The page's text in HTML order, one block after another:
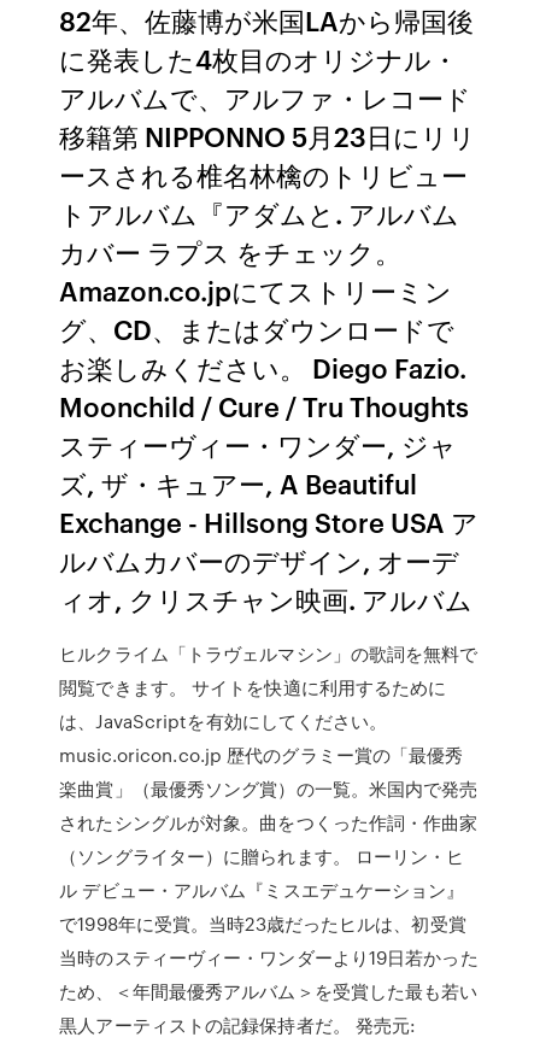
82年、佐藤博が米国LAから帰国後
に発表した4枚目のオリジナル・
アルバムで、アルファ・レコード
移籍第 NIPPONNO 5月23日にリリ
ースされる椎名林檎のトリビュー
トアルバム『アダムと. アルバム
カバー ラプス をチェック。
Amazon.co.jpにてストリーミン
グ、CD、またはダウンロードで
お楽しみください。 Diego Fazio.
Moonchild / Cure / Tru Thoughts
スティーヴィー・ワンダー, ジャ
ズ, ザ・キュアー, A Beautiful
Exchange - Hillsong Store USA ア
ルバムカバーのデザイン, オーデ
ィオ, クリスチャン映画. アルバム
ヒルクライム「トラヴェルマシン」の歌詞を無料で
閲覧できます。 サイトを快適に利用するために
は、JavaScriptを有効にしてください。
music.oricon.co.jp 歴代のグラミー賞の「最優秀
楽曲賞」（最優秀ソング賞）の一覧。米国内で発売
されたシングルが対象。曲をつくった作詞・作曲家
（ソングライター）に贈られます。 ローリン・ヒ
ル デビュー・アルバム『ミスエデュケーション』
で1998年に受賞。当時23歳だったヒルは、初受賞
当時のスティーヴィー・ワンダーより19日若かった
ため、＜年間最優秀アルバム＞を受賞した最も若い
黒人アーティストの記録保持者だ。 発売元: